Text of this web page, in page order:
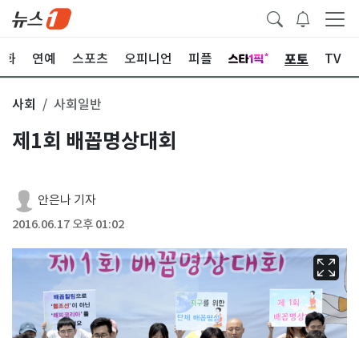
화 연예 스포츠 오피니언 피플 포토 TV
사회 사회일반
제1회 배꼽명상대회
안은나 기자
2016.06.17 오후 01:02